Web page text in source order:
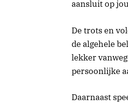
aansluit op
De trots en
de algehele
lekker
persoonlijke
Daarnaast